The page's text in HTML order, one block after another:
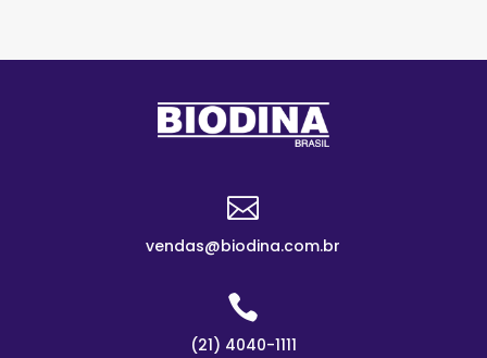

vendas@biodina.com.br

(21) 4040-1111